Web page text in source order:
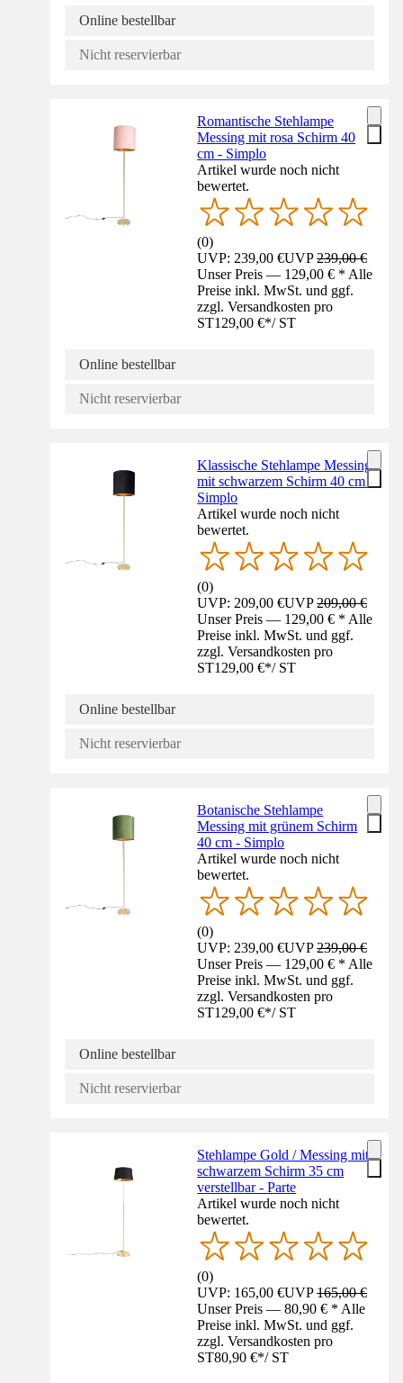
Online bestellbar
Nicht reservierbar
Romantische Stehlampe
Messing mit rosa Schirm 40
cm - Simplo
Artikel wurde noch nicht
bewertet.
(0)
UVP: 239,00 €UVP239,00 €
Unser Preis — 129,00 € * Alle
Preise inkl. MwSt. und ggf.
zzgl. Versandkosten pro
ST129,00 €*/ ST
Online bestellbar
Nicht reservierbar
Klassische Stehlampe Messing
mit schwarzem Schirm 40 cm -
Simplo
Artikel wurde noch nicht
bewertet.
(0)
UVP: 209,00 €UVP209,00 €
Unser Preis — 129,00 € * Alle
Preise inkl. MwSt. und ggf.
zzgl. Versandkosten pro
ST129,00 €*/ ST
Online bestellbar
Nicht reservierbar
Botanische Stehlampe
Messing mit grünem Schirm
40 cm - Simplo
Artikel wurde noch nicht
bewertet.
(0)
UVP: 239,00 €UVP239,00 €
Unser Preis — 129,00 € * Alle
Preise inkl. MwSt. und ggf.
zzgl. Versandkosten pro
ST129,00 €*/ ST
Online bestellbar
Nicht reservierbar
Stehlampe Gold / Messing mit
schwarzem Schirm 35 cm
verstellbar - Parte
Artikel wurde noch nicht
bewertet.
(0)
UVP: 165,00 €UVP165,00 €
Unser Preis — 80,90 € * Alle
Preise inkl. MwSt. und ggf.
zzgl. Versandkosten pro
ST80,90 €*/ ST